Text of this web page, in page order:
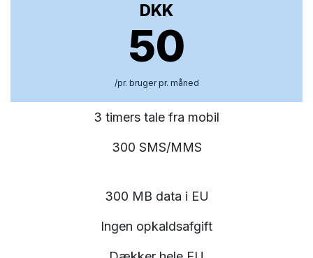
DKK
50
/pr. bruger pr. måned
3 timers tale fra mobil
300 SMS/MMS
300 MB data i EU
Ingen opkaldsafgift